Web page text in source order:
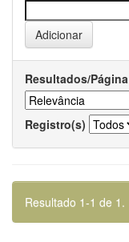
Resultados/Página
Registro(s)
Resultado 1-1 de 1.